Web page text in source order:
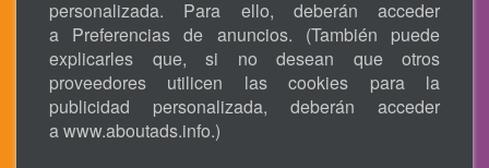
personalizada. Para ello, deberán acceder
a Preferencias de anuncios. (También puede
explicarles que, si no desean que otros
proveedores utilicen las cookies para la
publicidad personalizada, deberán acceder
a www.aboutads.info.)